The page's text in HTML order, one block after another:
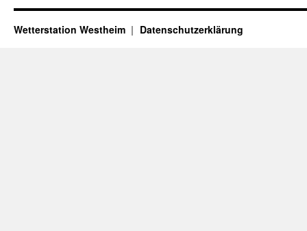
Wetterstation Westheim Datenschutzerklärung